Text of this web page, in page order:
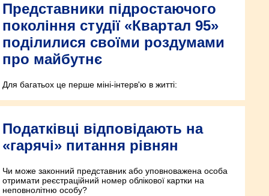
Представники підростаючого
покоління студії «Квартал 95»
поділилися своїми роздумами
про майбутнє
Для багатьох це перше міні-інтерв'ю в житті:
Податківці відповідають на
«гарячі» питання рівнян
Чи може законний представник або уповноважена особа
отримати реєстраційний номер облікової картки на
неповнолітню особу?